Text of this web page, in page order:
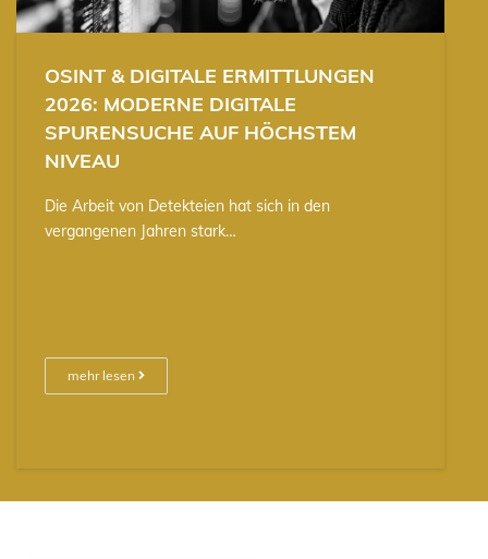
OSINT & DIGITALE ERMITTLUNGEN
2026: MODERNE DIGITALE
SPURENSUCHE AUF HÖCHSTEM
NIVEAU
Die Arbeit von Detekteien hat sich in den
vergangenen Jahren stark…
mehr lesen